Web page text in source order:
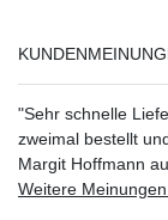
"Sehr schnelle
zweimal bestellt
Margit Hoffmann
Weitere